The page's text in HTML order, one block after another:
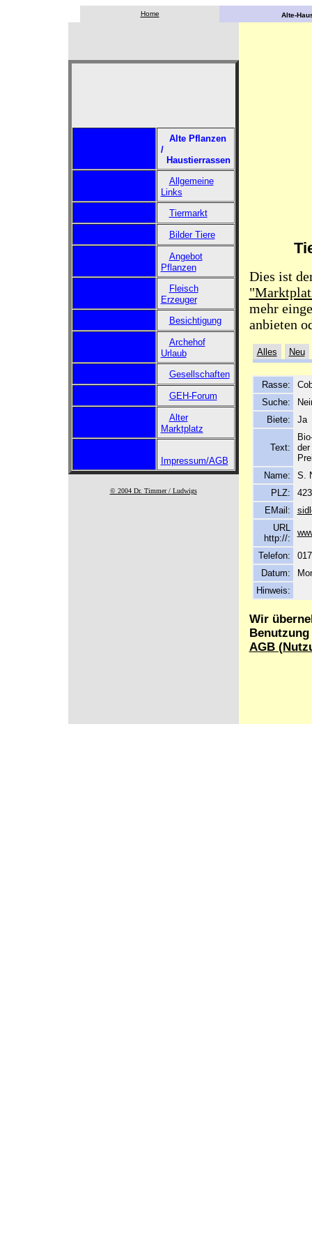
Home Alte-
Alte Pflanzen
/
Haustierrassen
Allgemeine
Links
Tiermarkt
Bilder Tiere
Angebot
Pflanzen
Fleisch
Erzeuger
Besichtigung
Archehof
Urlaub
Gesellschaften
GEH-Forum
Alter
Marktplatz
Impressum/AGB
© 2004 Dr. Timmer / Ludwigs
Dies ist
mehr
anbieten
Alles Neu
Rasse:
Suche:
Biete:
Ja
Text:
Name:
S.
PLZ:
EMail:
URL
http://:
Telefon:
Datum:
Hinweis:
Wir
AGB